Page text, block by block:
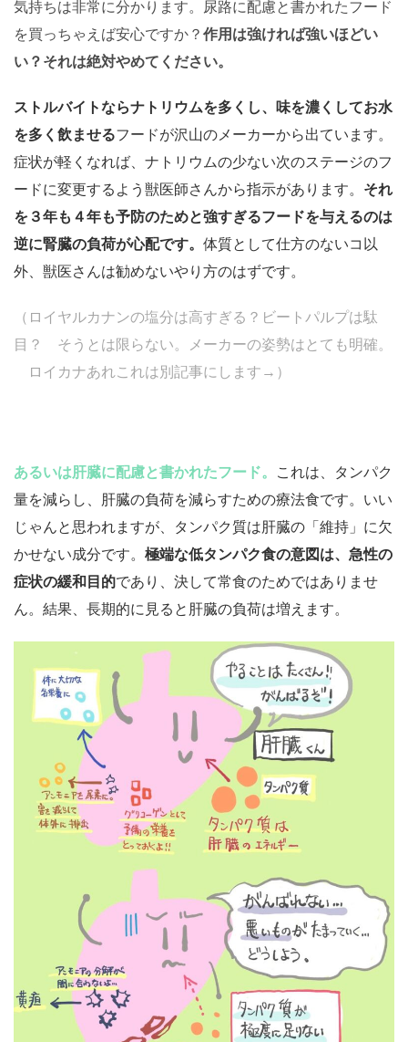
気持ちは非常に分かります。尿路に配慮と書かれたフード
を買っちゃえば安心ですか？ 作用は強ければ強いほどい
い？それは絶対やめてください。
ストルバイトならナトリウムを多くし、味を濃くしてお水
を多く飲ませるフードが沢山のメーカーから出ています。
症状が軽くなれば、ナトリウムの少ない次のステージのフ
ードに変更するよう獣医師さんから指示があります。 それ
を３年も４年も予防のためと強すぎるフードを与えるのは
逆に腎臓の負荷が心配です。 体質として仕方のないコ以
外、獣医さんは勧めないやり方のはずです。
（ロイヤルカナンの塩分は高すぎる？ビートパルプは駄
目？ そうとは限らない。メーカーの姿勢はとても明確。
ロイカナあれこれは別記事にします→）
あるいは肝臓に配慮と書かれたフード。
これは、タンパク
量を減らし、肝臓の負荷を減らすための療法食です。いい
じゃんと思われますが、タンパク質は肝臓の「維持」に欠
かせない成分です。 極端な低タンパク食の意図は、急性の
症状の緩和目的であり、決して常食のためではありませ
ん。結果、長期的に見ると肝臓の負荷は増えます。